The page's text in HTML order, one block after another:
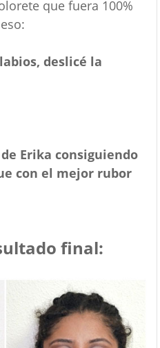
que fuera 100%
deslicé la
Erika consiguiendo
con el mejor rubor
final: